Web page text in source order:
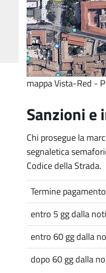
mappa Vista-Red -
Sanzioni e
Chi prosegue la
segnaletica
Codice della Strada.
Termine pagamento
entro 5 gg dalla
entro 60 gg dalla
dopo 60 gg dalla